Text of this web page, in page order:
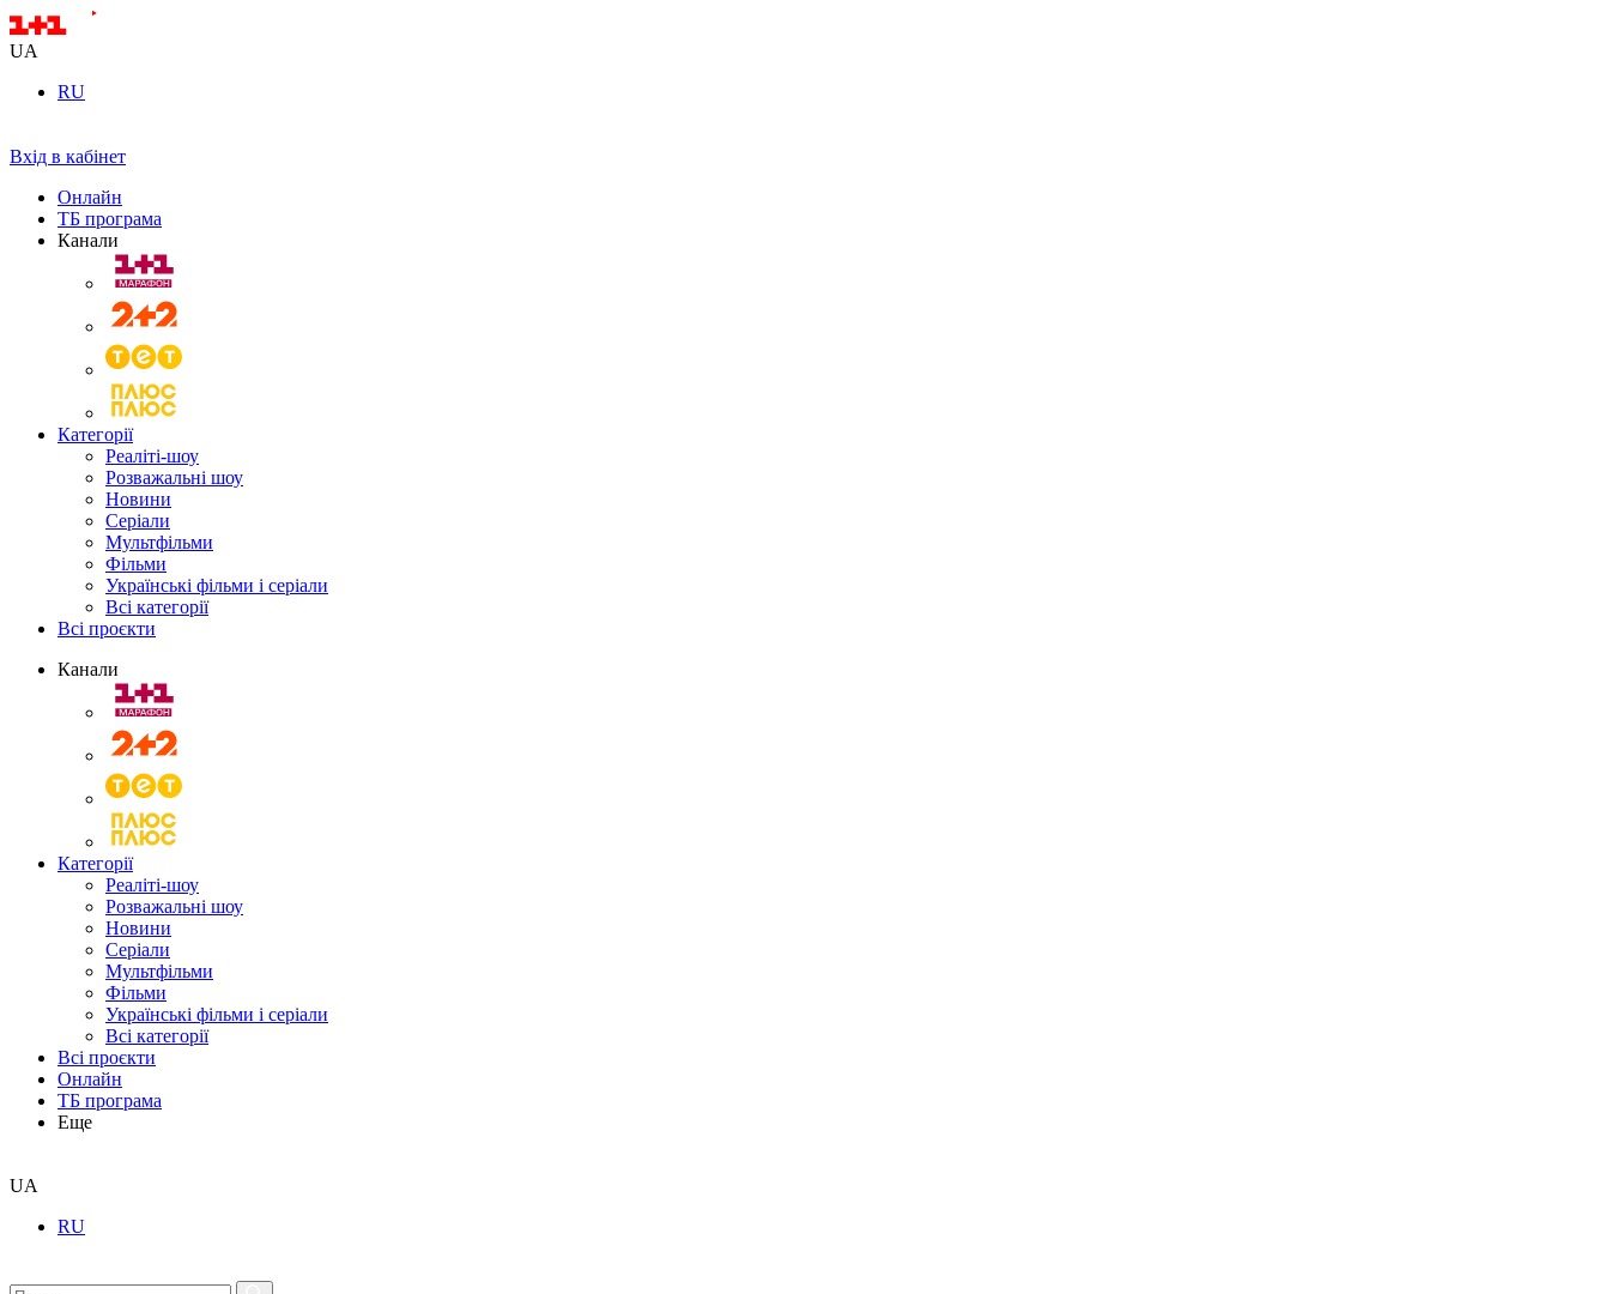
UA
RU
Вхід в кабінет
Онлайн
ТБ програма
Канали
Категорії
Реаліті-шоу
Розважальні шоу
Новини
Серіали
Мультфільми
Фільми
Українські фільми і серіали
Всі категорії
Всі проєкти
Канали
Категорії
Реаліті-шоу
Розважальні шоу
Новини
Серіали
Мультфільми
Фільми
Українські фільми і серіали
Всі категорії
Всі проєкти
Онлайн
ТБ програма
Еще
UA
RU